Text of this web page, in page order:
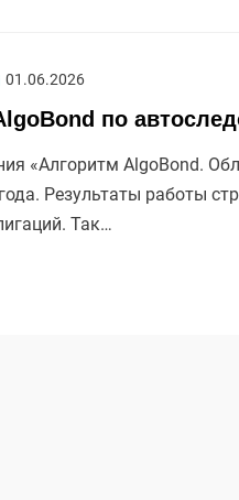
01.06.2026
по
«Алгоритм AlgoBond.
Результаты работы
Так…